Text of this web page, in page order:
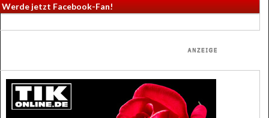
Werde jetzt Facebook-Fan!